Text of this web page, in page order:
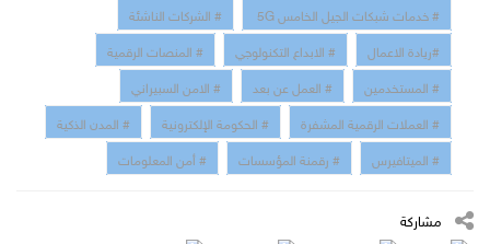
# خدمات شبكات الجيل الخامس 5G
# الشركات الناشئة
#ريادة الاعمال
# الابداع التكنولوجي
# المنصات الرقمية
# المستخدمين
# العمل عن بعد
# الامن السبيراني
# العملات الرقمية المشفرة
# الحكومة الإلكترونية
# المدن الذكية
# الميتافيرس
# رقمنة المؤسسات # أمن المعلومات
مشاركة